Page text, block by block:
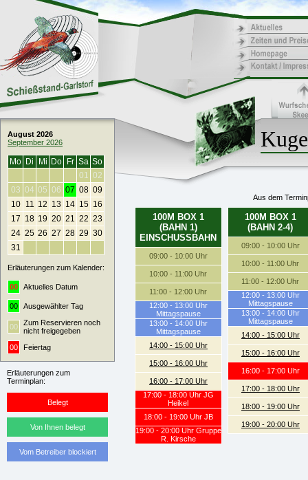
August 2026
September 2026
Mo Di Mi Do Fr Sa So
01 02
03 04 05 06 07 08 09
10
11 12 13 14 15 16
17 18 19 20 21 22 23
24 25 26 27 28 29 30
31
Erläuterungen zum Kalender:
00 Aktuelles Datum
00 Ausgewählter Tag
00
Zum Reservieren noch
nicht freigegeben
00
Feiertag
Erläuterungen zum
Terminplan:
Belegt
Von Ihnen belegt
Vom Betreiber blockiert
Aus dem
100M BOX 1
(BAHN 1)
EINSCHUSSBAHN
09:00 - 10:00 Uhr
10:00 - 11:00 Uhr
11:00 - 12:00 Uhr
12:00 - 13:00 Uhr
Mittagspause
13:00 - 14:00 Uhr
Mittagspause
14:00 - 15:00 Uhr
15:00 - 16:00 Uhr
16:00 - 17:00 Uhr
17:00 - 18:00 Uhr JG
Heikel
18:00 - 19:00 Uhr JB
19:00 - 20:00 Uhr Gruppe
R. Kirsche
100M BOX 1
(BAHN 2-4)
09:00 - 10:00 Uhr
10:00 - 11:00 Uhr
11:00 - 12:00 Uhr
12:00 - 13:00 Uhr
Mittagspause
13:00 - 14:00 Uhr
Mittagspause
14:00 - 15:00 Uhr
15:00 - 16:00 Uhr
16:00 - 17:00 Uhr
17:00 - 18:00 Uhr
18:00 - 19:00 Uhr
19:00 - 20:00 Uhr